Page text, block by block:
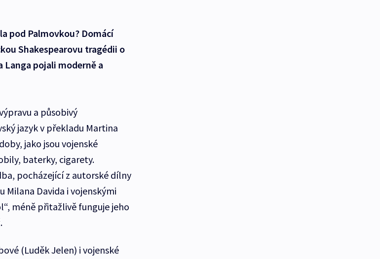
pod Palmovkou? Domácí
Shakespearovu tragédii o
Langa pojali moderně a
a působivý
jazyk v překladu Martina
jako jsou vojenské
baterky, cigarety.
pocházející z autorské dílny
Milana Davida i vojenskými
méně přitažlivě funguje jeho
(Luděk Jelen) i vojenské